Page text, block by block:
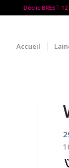
Déclic BREST
Accueil